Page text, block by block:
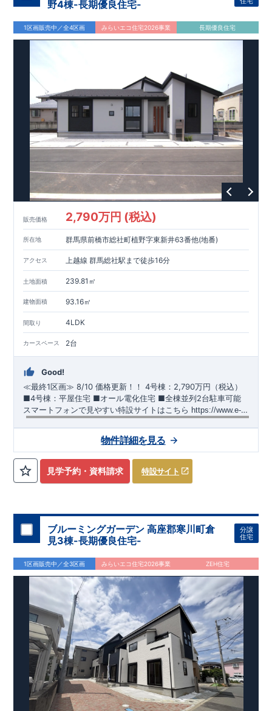
野4棟-長期優良住宅-
1区画販売中／全4区画 みらいエコ住宅2026事業 長期優良住宅
販売価格 2,790万円 (税込)
所在地 群馬県前橋市総社町植野字東新井63番他(地番)
アクセス 上越線 群馬総社駅まで徒歩16分
土地面積 239.81㎡
建物面積 93.16㎡
間取り 4LDK
カースペース 2台
Good!
≪最終1区画≫ ​8/10 価格更新！！ ​4号棟：2,790万円（税込）
■4号棟：平屋住宅 ​■オール電化住宅 ​■全棟並列2台駐車可能 ​
スマートフォンで見やすい特設サイトはこちら https://www.e-
『群馬総社』駅……徒歩16分（約1270ｍ）
【学校】
歩13分（約1030ｍ）
（地盤編） ​地震に強い家づくり（建物編） 地震に強い家づく
り（制震編）
【ブルーミングガーデンが選ばれる理由】
​↓ クリックすると
詳細ページが表示されます ​暮らしを豊かにする空間アイデア
外観デザインへのこだわり メンテナンスリフォーム
お問い合わせ​ 027-320-1238​高崎営業所（定休日：火曜日・水
曜日） 営業時間／9：30～18：30​
GOOD DESIGN AWARD2024 ​ 東栄住宅​は、この度2024年度
グッドデザイン賞を3プロジェクト同時受賞いたしました。
木造住宅用制震ダンパー / 東栄セーフティダンパー 地盤改
良工法 / R-Evolve パイル 宅地開発手法 / 簡単に地図から
消せる道
見学予約・資料請求 特設サイト
物件詳細を見る
ブルーミングガーデン 高座郡寒川町倉
見3棟-長期優良住宅-
分譲
住宅
1区画販売中／全3区画 みらいエコ住宅2026事業 ZEH住宅